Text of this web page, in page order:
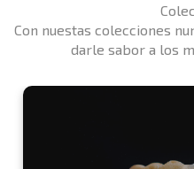
Con nuestas colecciones
darle sabor a los